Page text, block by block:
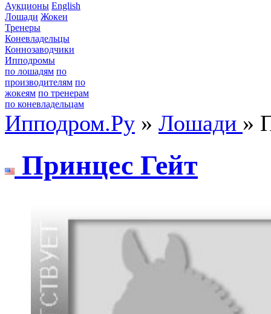
Аукционы English
Лошади Жокеи
Тренеры
Коневладельцы
Коннозаводчики
Ипподромы
по лошадям по
производителям по
жокеям по тренерам
по коневладельцам
Ипподром.Ру » Лошади »
Принцес Гейт